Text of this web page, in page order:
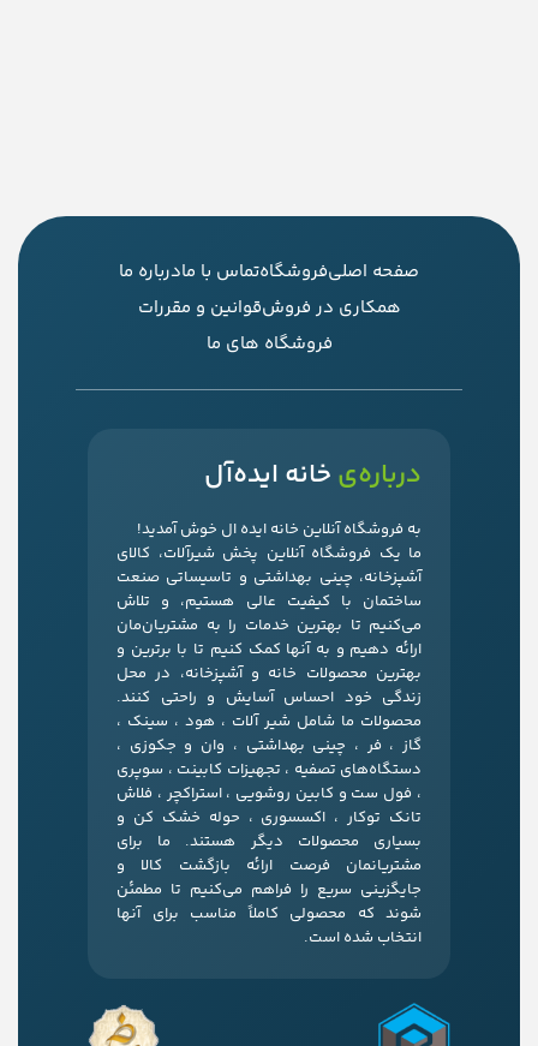
صفحه اصلیفروشگاهتماس با مادرباره ما
همکاری در فروشقوانین و مقررات
فروشگاه های ما
درباره‌ی خانه ایده‌آل
به فروشگاه آنلاین خانه ایده ال خوش آمدید!
ما یک فروشگاه آنلاین پخش شیرآلات، کالای
آشپزخانه، چینی بهداشتی و تاسیساتی صنعت
ساختمان با کیفیت عالی هستیم، و تلاش
می‌کنیم تا بهترین خدمات را به مشتریان‌مان
ارائه دهیم و به آنها کمک کنیم تا با برترین و
بهترین محصولات خانه و آشپزخانه، در محل
زندگی خود احساس آسایش و راحتی کنند.
محصولات ما شامل شیر آلات ، هود ، سینک ،
گاز ، فر ، چینی بهداشتی ، وان و جکوزی ،
دستگاه‌های تصفیه ، تجهیزات کابینت ، سوپری
، فول ست و کابین روشویی ، استراکچر ، فلاش
تانک توکار ، اکسسوری ، حوله خشک کن و
بسیاری محصولات دیگر هستند. ما برای
مشتریانمان فرصت ارائه بازگشت کالا و
جایگزینی سریع را فراهم می‌کنیم تا مطمئن
شوند که محصولی کاملاً مناسب برای آنها
انتخاب شده است.